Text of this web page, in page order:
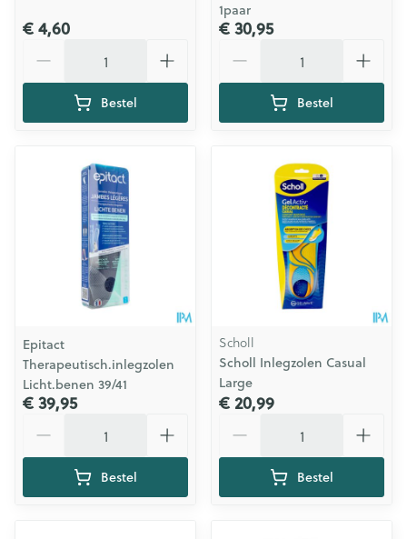
€ 4,60
Bestel
1paar
€ 30,95
Bestel
Epitact
Therapeutisch.inlegzolen
Licht.benen 39/41
€ 39,95
Bestel
Scholl
Scholl Inlegzolen Casual
Large
€ 20,99
Bestel